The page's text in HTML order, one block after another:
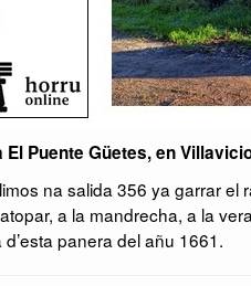
El Puente Güetes, en
na salida 356 ya garrar el
a la mandrecha, a la
panera del añu 1661.